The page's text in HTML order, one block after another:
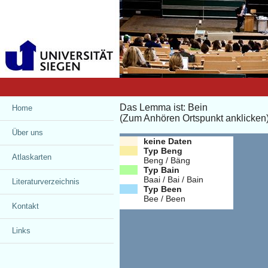
Das Lemma ist: Bein
(Zum Anhören Ortspunkt
keine Daten
Typ Beng
Beng / Bäng
Typ Bain
Baai / Bai / Bain
Typ Been
Bee / Been
Home
Über uns
Das Projekt
Unser Team
Sponsoren
Atlaskarten
Haus und Hof
Mensch
Natur
Literaturverzeichnis
Kontakt
Impressum
Links